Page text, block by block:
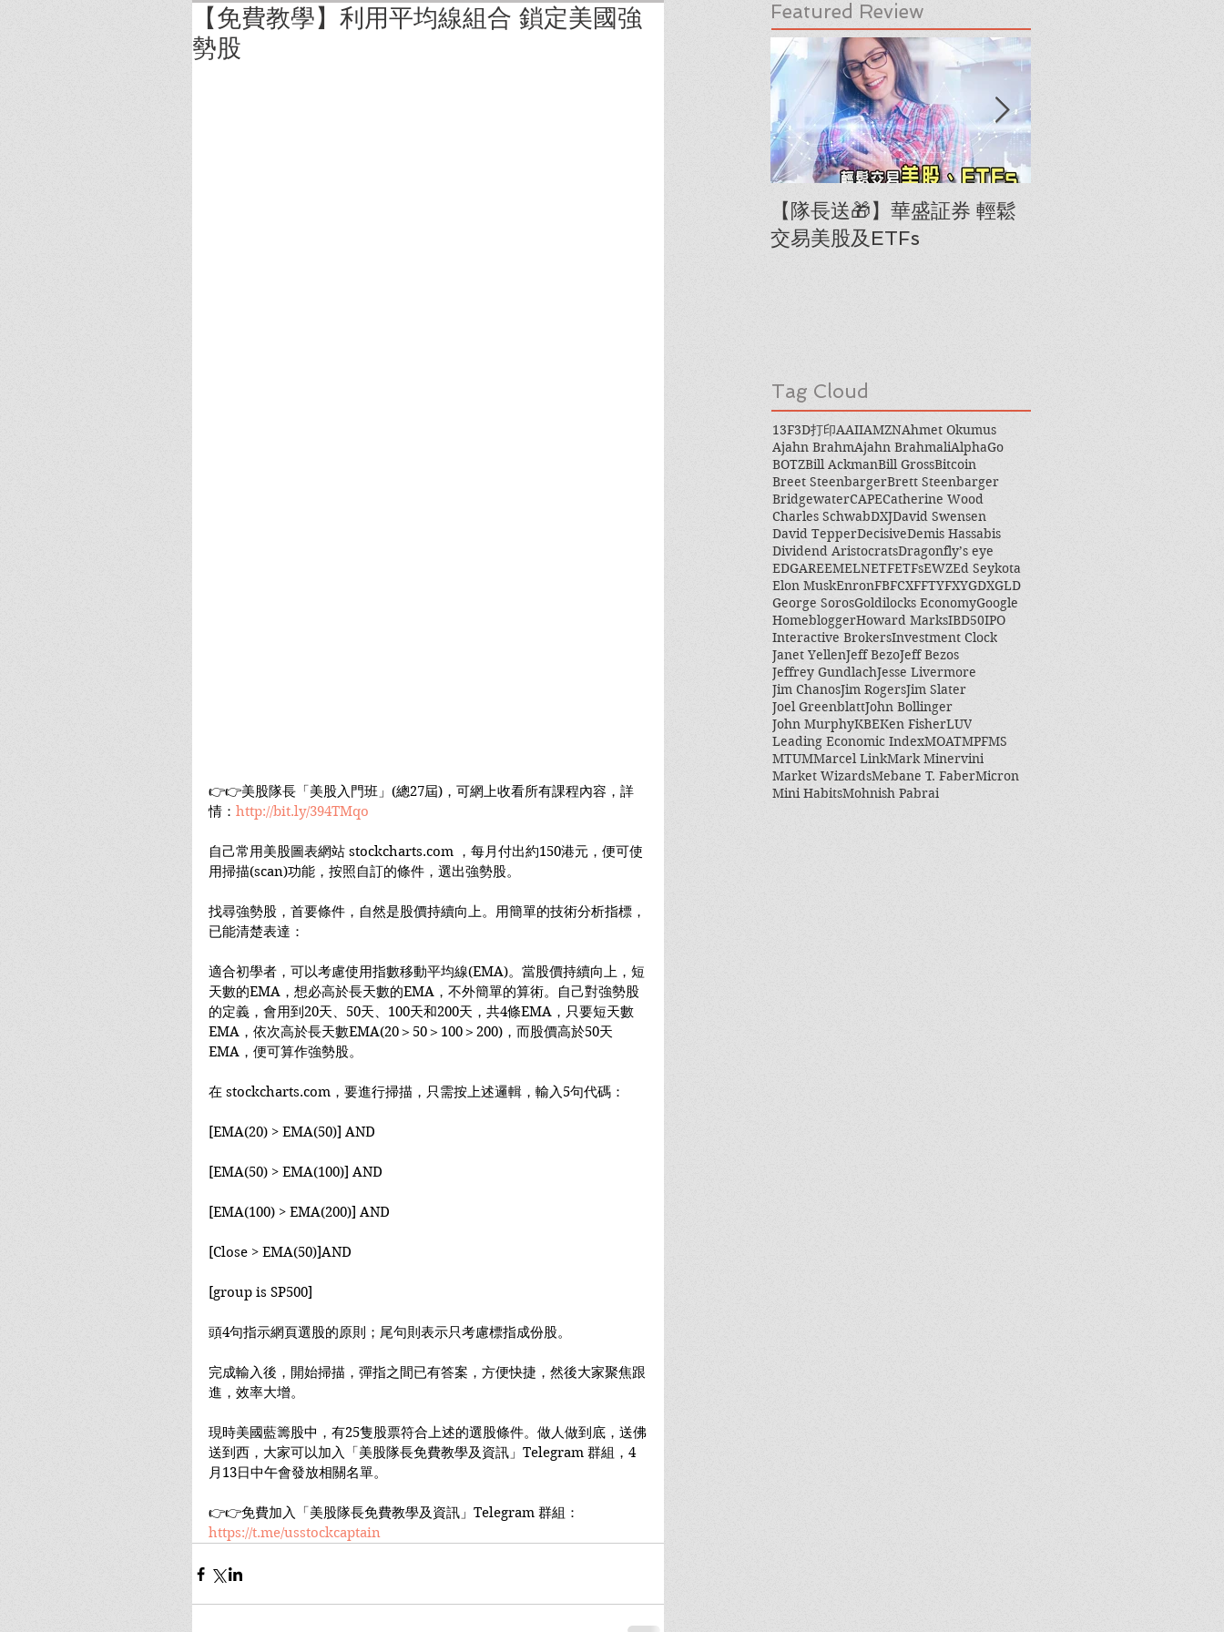
【免費教學】利用平均線組合 鎖定美國強
勢股
👉👉美股隊長「美股入門班」(總27屆)，可網上收看所有課程內容，詳
情： http://bit.ly/394TMqo
自己常用美股圖表網站 stockcharts.com ，每月付出約150港元，便可使
用掃描(scan)功能，按照自訂的條件，選出強勢股。
找尋強勢股，首要條件，自然是股價持續向上。用簡單的技術分析指標，
已能清楚表達：
適合初學者，可以考慮使用指數移動平均線(EMA)。當股價持續向上，短
天數的EMA，想必高於長天數的EMA，不外簡單的算術。自己對強勢股
的定義，會用到20天、50天、100天和200天，共4條EMA，只要短天數
EMA，依次高於長天數EMA(20＞50＞100＞200)，而股價高於50天
EMA，便可算作強勢股。
在 stockcharts.com，要進行掃描，只需按上述邏輯，輸入5句代碼：
[EMA(20) > EMA(50)] AND
[EMA(50) > EMA(100)] AND
[EMA(100) > EMA(200)] AND
[Close > EMA(50)]AND
[group is SP500]
頭4句指示網頁選股的原則；尾句則表示只考慮標指成份股。
完成輸入後，開始掃描，彈指之間已有答案，方便快捷，然後大家聚焦跟
進，效率大增。
現時美國藍籌股中，有25隻股票符合上述的選股條件。做人做到底，送佛
送到西，大家可以加入「美股隊長免費教學及資訊」Telegram 群組，4
月13日中午會發放相關名單。
👉👉免費加入「美股隊長免費教學及資訊」Telegram 群組：
https://t.me/usstockcaptain
Featured Review
【隊長送🎁】華盛証券 輕鬆
交易美股及ETFs
Tag Cloud
13F3D打印AAIIAMZNAhmet Okumus
Ajahn BrahmAjahn BrahmaliAlphaGo
BOTZBill AckmanBill GrossBitcoin
Breet SteenbargerBrett Steenbarger
BridgewaterCAPECatherine Wood
Charles SchwabDXJDavid Swensen
David TepperDecisiveDemis Hassabis
Dividend AristocratsDragonfly’s eye
EDGAREEMELNETFETFsEWZEd Seykota
Elon MuskEnronFBFCXFFTYFXYGDXGLD
George SorosGoldilocks EconomyGoogle
HomebloggerHoward MarksIBD50IPO
Interactive BrokersInvestment Clock
Janet YellenJeff BezoJeff Bezos
Jeffrey GundlachJesse Livermore
Jim ChanosJim RogersJim Slater
Joel GreenblattJohn Bollinger
John MurphyKBEKen FisherLUV
Leading Economic IndexMOATMPFMS
MTUMMarcel LinkMark Minervini
Market WizardsMebane T. FaberMicron
Mini HabitsMohnish Pabrai